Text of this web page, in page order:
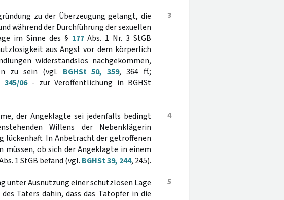
3
zu der Überzeugung gelangt, die
während der Durchführung der sexuellen
im Sinne des § 177Abs. 1 Nr. 3 StGB
aus Angst vor dem körperlich
widerstandslos nachgekommen,
zu sein (vgl. BGHSt 50, 359, 364 ff.;
06- zur Veröffentlichung in BGHSt
4
der Angeklagte sei jedenfalls bedingt
Willens der Nebenklägerin
lückenhaft. In Anbetracht der getroffenen
ob sich der Angeklagte in einem
1 StGB befand (vgl. BGHSt 39, 244, 245).
5
unter Ausnutzung einer schutzlosen Lage
Täters dahin, dass das Tatopfer in die